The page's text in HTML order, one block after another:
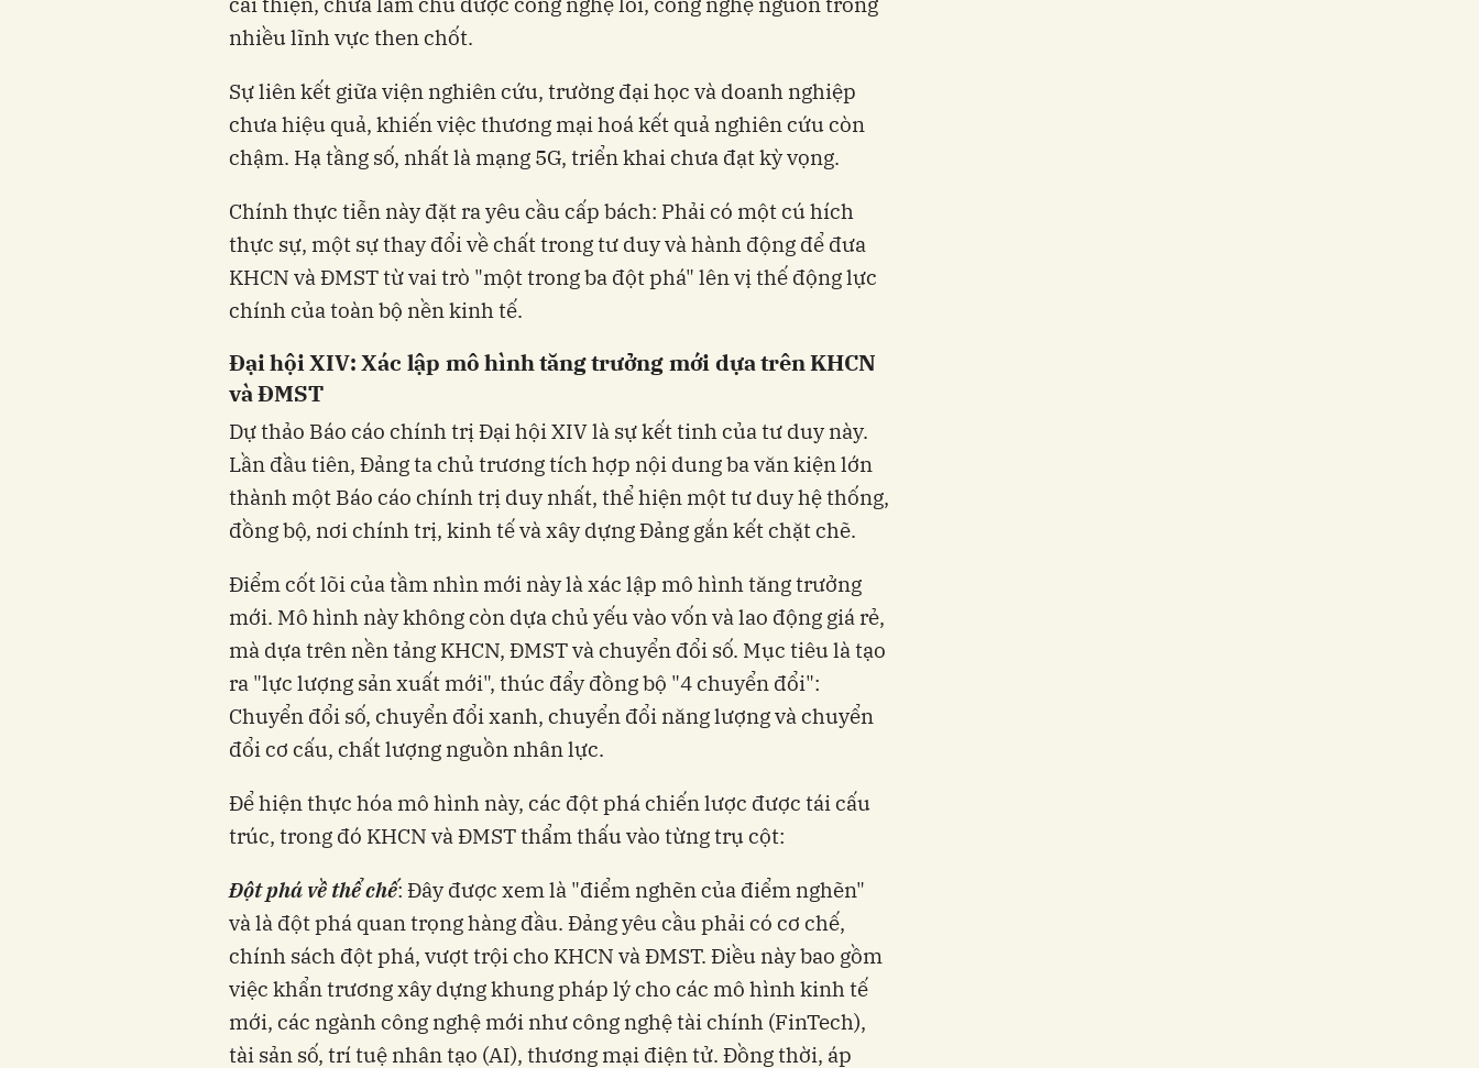
nhiều lĩnh vực then chốt.
Sự liên kết giữa viện nghiên cứu, trường đại học và doanh nghiệp
chưa hiệu quả, khiến việc thương mại hoá kết quả nghiên cứu còn
chậm. Hạ tầng số, nhất là mạng 5G, triển khai chưa đạt kỳ vọng.
Chính thực tiễn này đặt ra yêu cầu cấp bách: Phải có một cú hích
thực sự, một sự thay đổi về chất trong tư duy và hành động để đưa
KHCN và ĐMST từ vai trò "một trong ba đột phá" lên vị thế động lực
chính của toàn bộ nền kinh tế.
Đại hội XIV: Xác lập mô hình tăng trưởng mới dựa trên KHCN
và ĐMST
Dự thảo Báo cáo chính trị Đại hội XIV là sự kết tinh của tư duy này.
Lần đầu tiên, Đảng ta chủ trương tích hợp nội dung ba văn kiện lớn
thành một Báo cáo chính trị duy nhất, thể hiện một tư duy hệ thống,
đồng bộ, nơi chính trị, kinh tế và xây dựng Đảng gắn kết chặt chẽ.
Điểm cốt lõi của tầm nhìn mới này là xác lập mô hình tăng trưởng
mới. Mô hình này không còn dựa chủ yếu vào vốn và lao động giá rẻ,
mà dựa trên nền tảng KHCN, ĐMST và chuyển đổi số. Mục tiêu là tạo
ra "lực lượng sản xuất mới", thúc đẩy đồng bộ "4 chuyển đổi":
Chuyển đổi số, chuyển đổi xanh, chuyển đổi năng lượng và chuyển
đổi cơ cấu, chất lượng nguồn nhân lực.
Để hiện thực hóa mô hình này, các đột phá chiến lược được tái cấu
trúc, trong đó KHCN và ĐMST thẩm thấu vào từng trụ cột:
Đột phá về thể chế: Đây được xem là "điểm nghẽn của điểm nghẽn"
và là đột phá quan trọng hàng đầu. Đảng yêu cầu phải có cơ chế,
chính sách đột phá, vượt trội cho KHCN và ĐMST. Điều này bao gồm
việc khẩn trương xây dựng khung pháp lý cho các mô hình kinh tế
mới, các ngành công nghệ mới như công nghệ tài chính (FinTech),
tài sản số, trí tuệ nhân tạo (AI), thương mại điện tử. Đồng thời, áp